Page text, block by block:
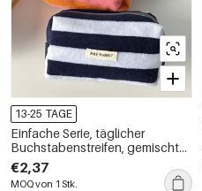
13-25 TAGE
Einfache Serie, täglicher
Buchstabenstreifen, gemischte
Farben, Frotteestoff,
Kosmetiktaschen
€2,37
MOQ von 1 Stk.